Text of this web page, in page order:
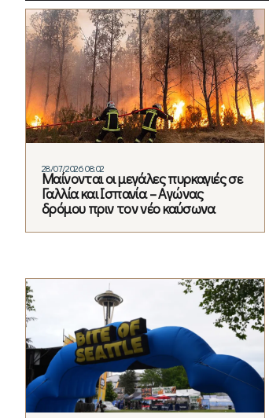
28/07/2026 08:02
Μαίνονται οι μεγάλες πυρκαγιές σε
Γαλλία και Ισπανία – Αγώνας
δρόμου πριν τον νέο καύσωνα